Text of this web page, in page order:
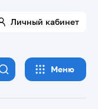
Личный кабинет
Меню